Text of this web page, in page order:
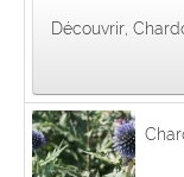
Découvrir,